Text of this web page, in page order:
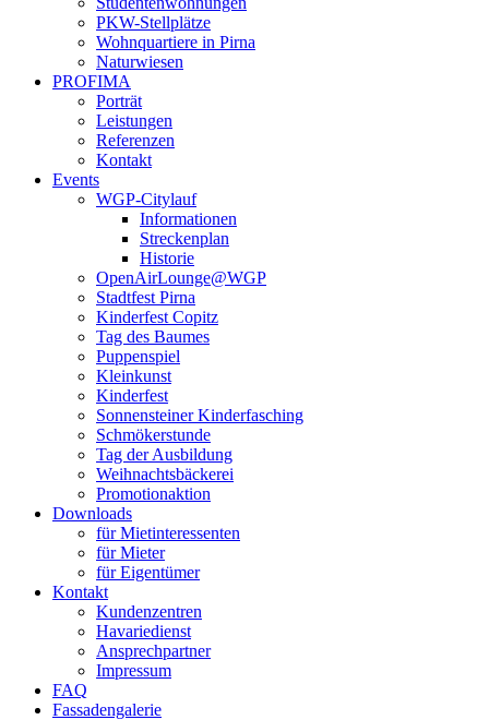
PKW-Stellplätze
Wohnquartiere in Pirna
Naturwiesen
PROFIMA
Porträt
Leistungen
Referenzen
Kontakt
Events
WGP-Citylauf
Informationen
Streckenplan
Historie
OpenAirLounge@WGP
Stadtfest Pirna
Kinderfest Copitz
Tag des Baumes
Puppenspiel
Kleinkunst
Kinderfest
Sonnensteiner Kinderfasching
Schmökerstunde
Tag der Ausbildung
Weihnachtsbäckerei
Promotionaktion
Downloads
für Mietinteressenten
für Mieter
für Eigentümer
Kontakt
Kundenzentren
Havariedienst
Ansprechpartner
Impressum
FAQ
Fassadengalerie